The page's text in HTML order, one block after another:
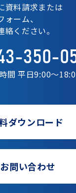
資料請求または
ーム、
ください。
350-
間 平日9:00〜
ダウンロード
お問い合わせ